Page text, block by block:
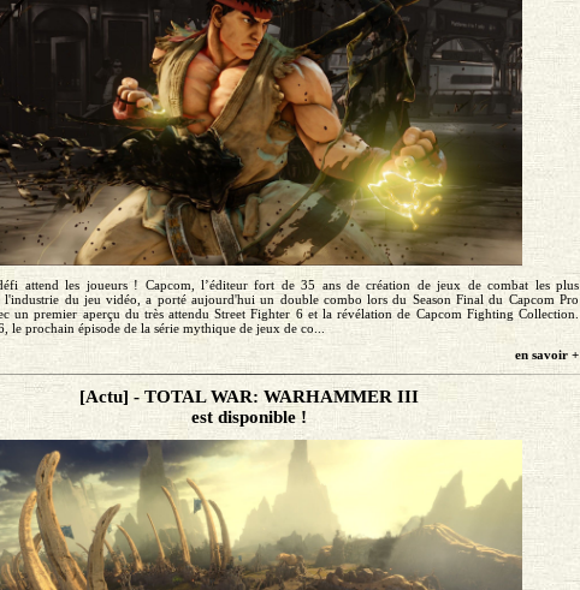
attend les joueurs ! Capcom, l’éditeur fort de 35 ans de création de jeux de combat les plus
l'industrie du jeu vidéo, a porté aujourd'hui un double combo lors du Season Final du Capcom Pro
un premier aperçu du très attendu Street Fighter 6 et la révélation de Capcom Fighting Collection.
le prochain épisode de la série mythique de jeux de co...
en savoir +
[Actu] - TOTAL WAR: WARHAMMER III
est disponible !